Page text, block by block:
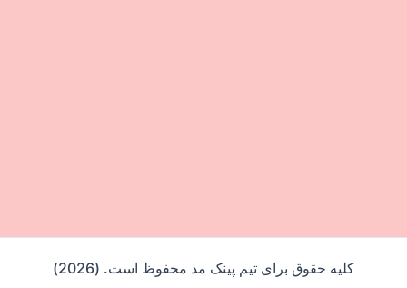
کلیه حقوق برای تیم پینک مد محفوظ است. (2026)